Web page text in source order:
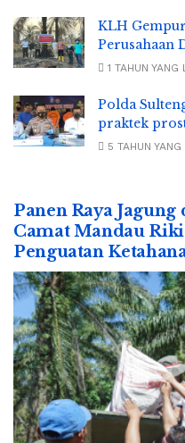
KLH
Perusahaan
1 TAHUN YANG
Polda
praktek
5 TAHUN YANG
Panen Raya
Camat Mandau
Penguatan